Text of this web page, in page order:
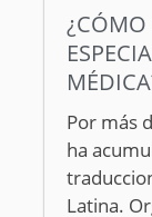
¿CÓMO
Por más
ha
Latina.